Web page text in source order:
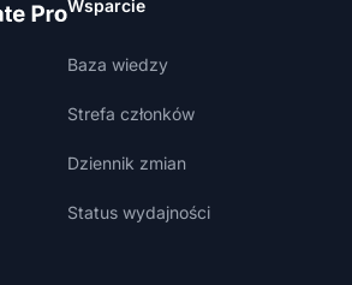
Wsparcie
Baza wiedzy
Strefa członków
Dziennik zmian
Status wydajności